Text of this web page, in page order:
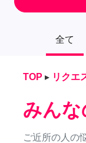
全て
TOP ▸ リクエ
みんな
ご近所の人の